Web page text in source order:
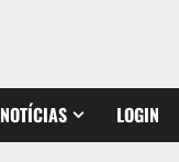
NOTÍCIAS LOGIN